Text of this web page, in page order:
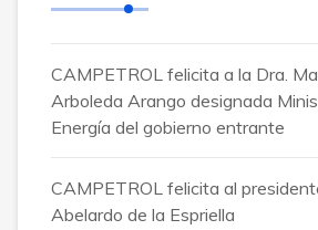
CAMPETROL felicita a la Dra.
Arboleda Arango designada
Energía del gobierno entrante
CAMPETROL felicita al
Abelardo de la Espriella